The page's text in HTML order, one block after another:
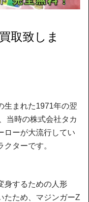
取致しま
生まれた1971年の翌
当時の株式会社タカ
ローが大流行してい
ターです。
身するための人形
たため、マジンガーZ